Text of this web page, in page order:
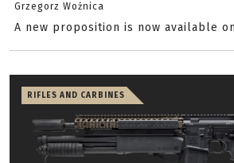
Grzegorz Woźnica
A new proposition is now available
RIFLES AND CARBINES